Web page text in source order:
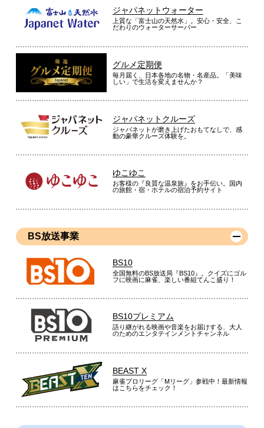
ジャパネットウォーター
上質な「富士山の天然水」。安心・安全、こ
だわりのウォーターサーバー
グルメ定期便
毎月届く、日本各地の名物・名産品。「美味
しい」で生活を変えませんか？
ジャパネットクルーズ
ジャパネットが磨き上げたおもてなしで、感
動の豪華クルーズ体験を。
ゆこゆこ
お客様の『良質な温泉旅』をお手伝い。国内
の旅館・宿・ホテルの宿泊予約サイト
BS放送事業
BS10
全国無料のBS放送局『BS10』。クイズにゴル
フに映画に麻雀、楽しい番組てんこ盛り！
BS10プレミアム
語り継がれる映画や音楽をお届けする、大人
のためのエンタテインメントチャンネル
BEAST X
麻雀プロリーグ「Mリーグ」参戦中！最新情報
はこちらをチェック！